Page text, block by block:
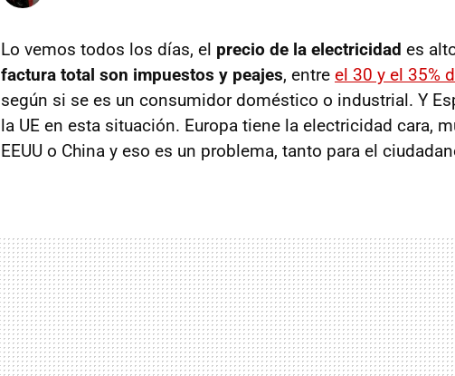
Lo vemos todos los días, el precio de la electricidad es
factura total son impuestos y peajes, entre el 30 y el 35%
según si se es un consumidor doméstico o industrial. Y
la UE en esta situación. Europa tiene la electricidad cara,
EEUU o China y eso es un problema, tanto para el